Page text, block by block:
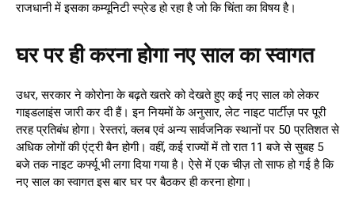
राजधानी में इसका कम्यूनिटी स्प्रेड हो रहा है जो कि चिंता का विषय है।
घर पर ही करना होगा नए साल का स्वागत
उधर, सरकार ने कोरोना के बढ़ते खतरे को देखते हुए कई नए साल को लेकर
गाइडलाइंस जारी कर दी हैं। इन नियमों के अनुसार, लेट नाइट पार्टीज़ पर पूरी
तरह प्रतिबंध होगा। रेस्तरां, क्लब एवं अन्य सार्वजनिक स्थानों पर 50 प्रतिशत से
अधिक लोगों की एंट्री बैन होगी। वहीं, कई राज्यों में तो रात 11 बजे से सुबह 5
बजे तक नाइट कर्फ्यू भी लगा दिया गया है। ऐसे में एक चीज़ तो साफ हो गई है कि
नए साल का स्वागत इस बार घर पर बैठकर ही करना होगा।